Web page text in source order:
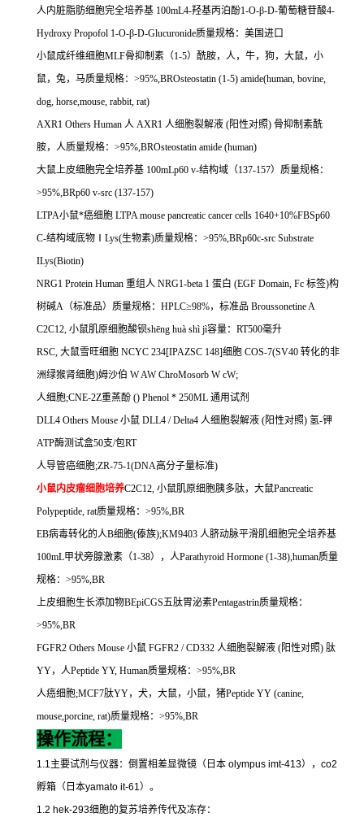
人内脏脂肪细胞完全培养基 100mL4-羟基丙泊酚1-O-β-D-葡萄糖苷酸4-
Hydroxy Propofol 1-O-β-D-Glucuronide质量规格：美国进口
小鼠成纤维细胞MLF骨抑制素（1-5）酰胺，人，牛，狗，大鼠，小
鼠，兔，马质量规格： >95%,BROsteostatin (1-5) amide(human, bovine,
dog, horse,mouse, rabbit, rat)
AXR1 Others Human 人 AXR1 人细胞裂解液 (阳性对照) 骨抑制素酰
胺，人质量规格： >95%,BROsteostatin amide (human)
大鼠上皮细胞完全培养基 100mLp60 v-结构域（137-157）质量规格：
>95%,BRp60 v-src (137-157)
LTPA小鼠*癌细胞 LTPA mouse pancreatic cancer cells 1640+10%FBSp60
C-结构域底物Ⅰ Lys(生物素)质量规格： >95%,BRp60c-src Substrate
ILys(Biotin)
NRG1 Protein Human 重组人 NRG1-beta 1 蛋白 (EGF Domain, Fc 标签)构
树碱A （标准品）质量规格： HPLC≥98%，标准品 Broussonetine A
C2C12, 小鼠肌原细胞酸钡shēng huà shì jì容量： RT500毫升
RSC, 大鼠雪旺细胞 NCYC 234[IPAZSC 148]细胞 COS-7(SV40 转化的非
洲绿猴肾细胞)姆沙伯 W AW ChroMosorb W cW;
人细胞;CNE-2Z重蒸酚 () Phenol * 250ML 通用试剂
DLL4 Others Mouse 小鼠 DLL4 / Delta4 人细胞裂解液 (阳性对照) 氢-钾
ATP酶测试盒50支/包RT
人导管癌细胞;ZR-75-1(DNA高分子量标准)
小鼠内皮瘤细胞培养C2C12, 小鼠肌原细胞胰多肽，大鼠Pancreatic
Polypeptide, rat质量规格： >95%,BR
EB病毒转化的人B细胞(傣族);KM9403 人脐动脉平滑肌细胞完全培养基
100mL甲状旁腺激素（1-38），人Parathyroid Hormone (1-38),human质量
规格： >95%,BR
上皮细胞生长添加物BEpiCGS五肽胃泌素Pentagastrin质量规格：
>95%,BR
FGFR2 Others Mouse 小鼠 FGFR2 / CD332 人细胞裂解液 (阳性对照) 肽
YY，人Peptide YY, Human质量规格： >95%,BR
人癌细胞;MCF7肽YY，犬，大鼠，小鼠，猪Peptide YY (canine,
mouse,porcine, rat)质量规格： >95%,BR
操作流程：
1.1主要试剂与仪器：倒置相差显微镜（日本 olympus imt-413）， co2
孵箱（日本yamato it-61）。
1.2 hek-293细胞的复苏培养传代及冻存：